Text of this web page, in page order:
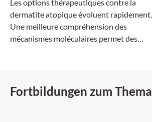
Les options thérapeutiques contre la
dermatite atopique évoluent rapidement.
Une meilleure compréhension des
mécanismes moléculaires permet des
Fortbildungen zum Thema